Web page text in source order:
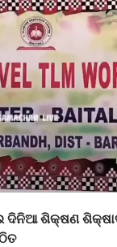
ଶିକ୍ଷଣ